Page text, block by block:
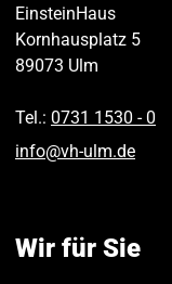
EinsteinHaus
Kornhausplatz 5
89073 Ulm
Tel.: 0731 1530 ‑ 0
info@vh-ulm.de
Wir für Sie